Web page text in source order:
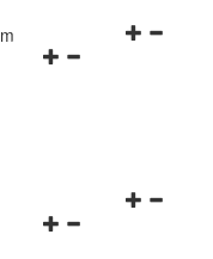
Navigationsmenü
Navigationsmenü